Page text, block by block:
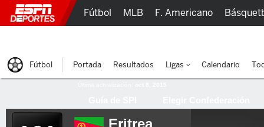
Eritrea
Fútbol MLB F. Americano
Fútbol Portada Resultados Ligas Calendario